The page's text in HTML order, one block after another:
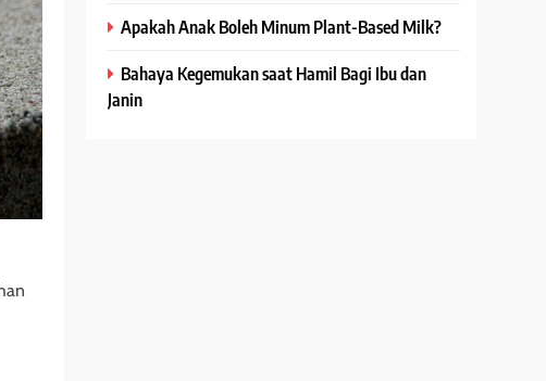
Apakah Anak Boleh Minum Plant-Based Milk?
Bahaya Kegemukan saat Hamil Bagi Ibu dan
Janin